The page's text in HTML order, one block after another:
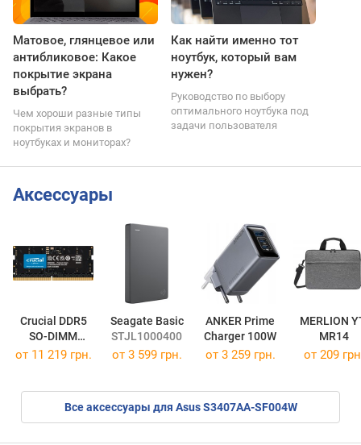
Матовое, глянцевое или
антибликовое: Какое
покрытие экрана
выбрать?
Чем хороши разные типы
покрытия экранов в
ноутбуках и мониторах?
Как найти именно тот
ноутбук, который вам
нужен?
Руководство по выбору
оптимального ноутбука под
задачи пользователя
Аксессуары
Crucial DDR5
SO-DIMM
1x16GB
Seagate Basic
STJL1000400
ANKER Prime
Charger 100W
MERLION
MR14
от 11 219 грн. от 3 599 грн. от 3 259 грн. от 209
Все аксессуары для Asus S3407AA-SF004W